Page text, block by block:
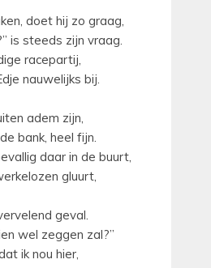
doet hij zo graag,
is steeds zijn vraag.
racepartij,
nauwelijks bij.
adem zijn,
bank, heel fijn.
daar in de buurt,
gluurt,
geval.
wel zeggen zal?”
ik nou hier,